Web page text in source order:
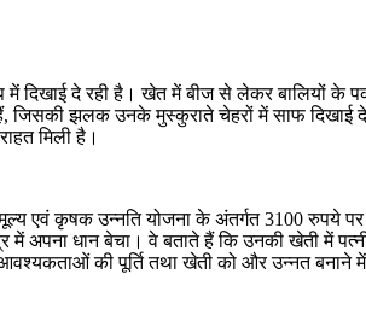
में दिखाई दे रही है। खेत में बीज से लेकर
झलक उनके मुस्कुराते चेहरों में साफ दिखाई
मिली है।
एवं कृषक उन्नति योजना के अंतर्गत 3100 रुपये
में अपना धान बेचा। वे बताते हैं कि उनकी खेती में
आवश्यकताओं की पूर्ति तथा खेती को और उन्नत बनाने